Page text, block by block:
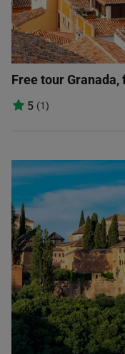
Free tour
5 (1)